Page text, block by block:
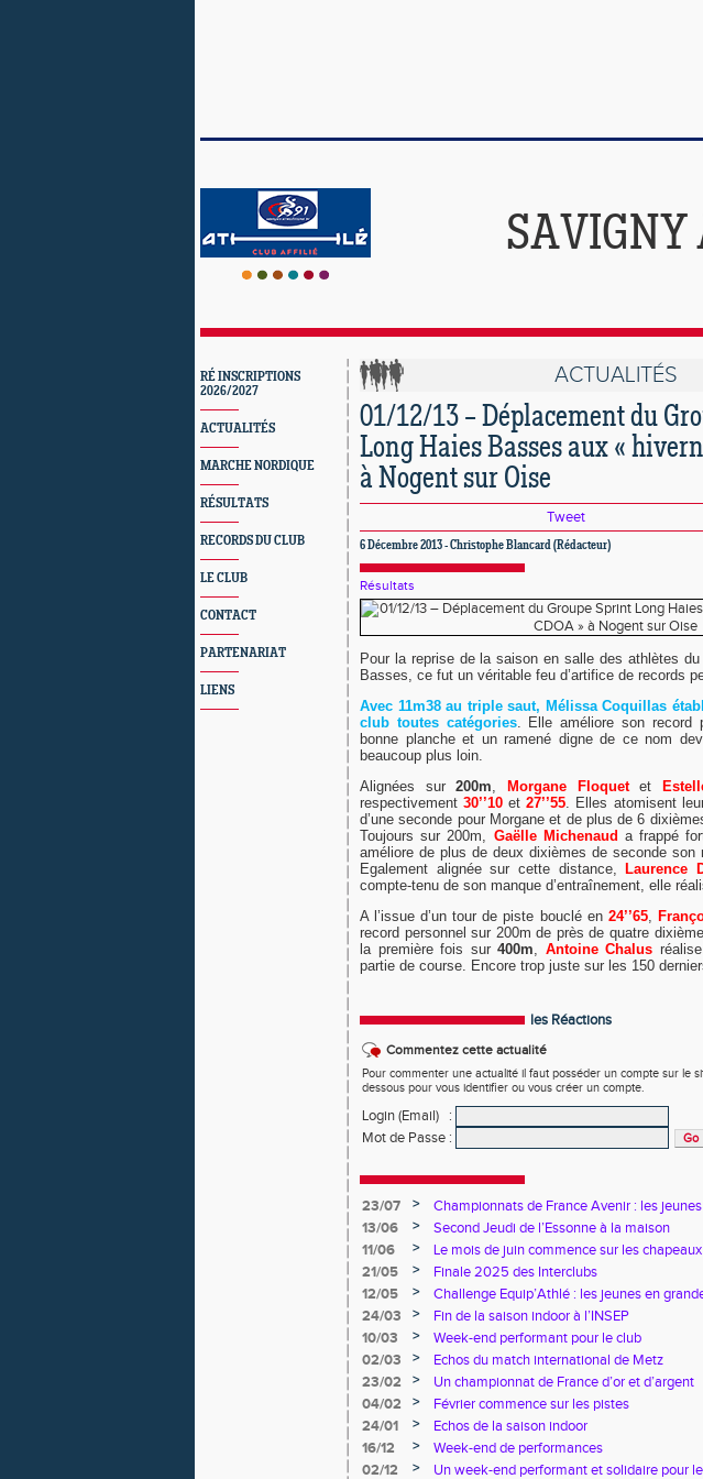
SAVIGNY
RÉ INSCRIPTIONS
2026/2027
ACTUALITÉS
MARCHE NORDIQUE
RÉSULTATS
RECORDS DU CLUB
LE CLUB
CONTACT
PARTENARIAT
LIENS
ACTUALITÉS
01/12/13 – Déplacement du
Long Haies Basses aux «
à Nogent sur Oise
Tweet
6 Décembre 2013 - Christophe Blancard (Rédacteur)
Résultats
Pour la reprise de la saison en salle des athlètes
Basses, ce fut un véritable feu d’artifice de records
Avec 11m38 au triple saut, Mélissa Coquillas
club toutes catégories. Elle améliore son record
bonne planche et un ramené digne de ce nom
beaucoup plus loin.
Alignées sur200m, Morgane Floquetet
respectivement30’’10 et27’’55. Elles atomisent
d’une seconde pour Morgane et de plus de 6
Toujours sur 200m, Gaëlle Michenaud a frappé
améliore de plus de deux dixièmes de seconde son
Egalement alignée sur cette distance,
Laurence
compte-tenu de son manque d’entraînement, elle
A l’issue d’un tour de piste bouclé en 24’’65,
record personnel sur 200m de près de quatre
la première fois sur400m, Antoine Chalus
partie de course. Encore trop juste sur les 150
les Réactions
Commentez cette actualité
Pour commenter une actualité il faut posséder un compte sur le
dessous pour vous identifier ou vous créer un compte.
Login (Email)
:
Mot de Passe :
23/07 >
Championnats de France Avenir : les
13/06
>
Second Jeudi de l’Essonne à la maison
11/06
>
Le mois de juin commence sur les
21/05
>
Finale 2025 des Interclubs
12/05
>
Challenge Equip’Athlé : les jeunes en
24/03
>
Fin de la saison indoor à l’INSEP
10/03
>
Week-end performant pour le club
02/03
>
Echos du match international de Metz
23/02
>
Un championnat de France d’or et d’argent
04/02
>
Février commence sur les pistes
24/01
>
Echos de la saison indoor
16/12
>
Week-end de performances
02/12
> Un week-end performant et solidaire pour